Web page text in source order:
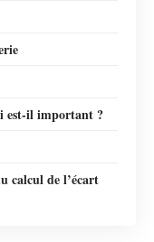
est-il important ?
calcul de l’écart